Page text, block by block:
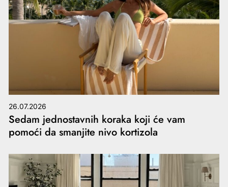
26.07.2026
Sedam jednostavnih koraka koji će vam
pomoći da smanjite nivo kortizola